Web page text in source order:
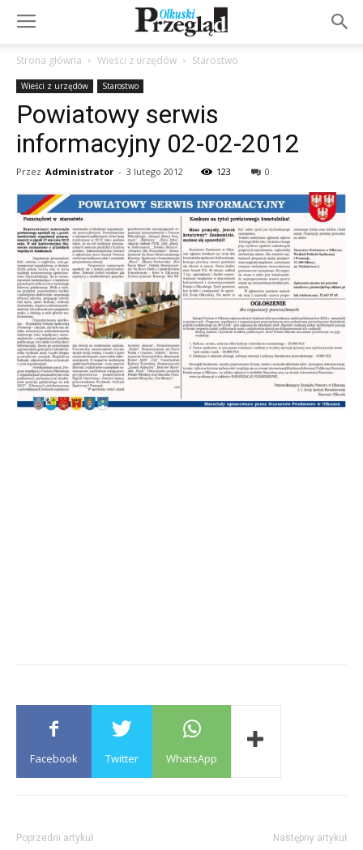
Strona główna Wieści z urzędów Starostwo
Wieści z urzędów Starostwo
Powiatowy serwis
informacyjny 02-02-2012
Przez Administrator - 3 lutego 2012 123 0
Facebook Twitter WhatsApp
Poprzedni artykuł Następny artykuł